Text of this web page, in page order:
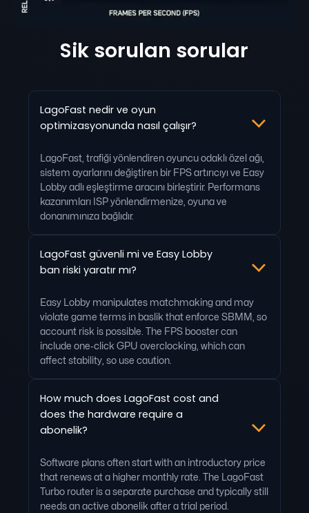
Sik sorulan sorular
LagoFast nedir ve oyun
optimizasyonunda nasıl çalışır?
LagoFast, trafiği yönlendiren oyuncu odaklı özel ağı,
sistem ayarlarını değiştiren bir FPS artırıcıyı ve Easy
Lobby adlı eşleştirme aracını birleştirir. Performans
kazanımları ISP yönlendirmenize, oyuna ve
donanımınıza bağlıdır.
LagoFast güvenli mi ve Easy Lobby
ban riski yaratır mı?
Easy Lobby manipulates matchmaking and may
violate game terms in baslik that enforce SBMM, so
account risk is possible. The FPS booster can
include one‑click GPU overclocking, which can
affect stability, so use caution.
How much does LagoFast cost and
does the hardware require a
abonelik?
Software plans often start with an introductory price
that renews at a higher monthly rate. The LagoFast
Turbo router is a separate purchase and typically still
needs an active abonelik after a trial period.